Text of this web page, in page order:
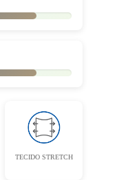
TECIDO STRETCH